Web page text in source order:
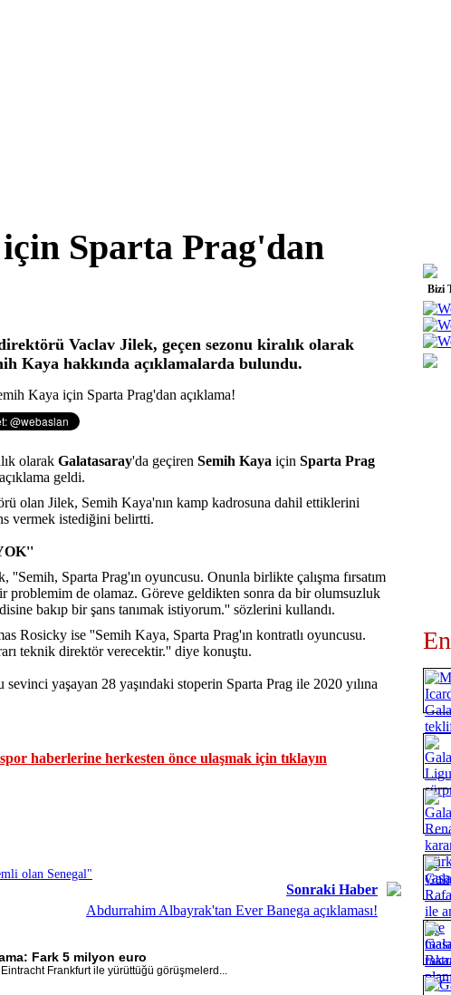
Sparta Prag'dan
Vaclav Jilek, geçen sezonu kiralık olarak
Kaya hakkında açıklamalarda bulundu.
olarak Galatasaray'da geçiren Semih Kaya için Sparta Prag
geldi.
olan Jilek, Semih Kaya'nın kamp kadrosuna dahil ettiklerini
vermek istediğini belirtti.
''Semih, Sparta Prag'ın oyuncusu. Onunla birlikte çalışma fırsatım
problemim de olamaz. Göreve geldikten sonra da bir olumsuzluk
bakıp bir şans tanımak istiyorum.'' sözlerini kullandı.
Rosicky ise ''Semih Kaya, Sparta Prag'ın kontratlı oyuncusu.
teknik direktör verecektir.'' diye konuştu.
yaşayan 28 yaşındaki stoperin Sparta Prag ile 2020 yılına
haberlerine herkesten önce ulaşmak için tıklayın
olan Senegal"
Sonraki Haber
Abdurrahim Albayrak'tan Ever Banega açıklaması!
Fark 5 milyon euro
Frankfurt ile yürüttüğü görüşmelerd...
Bizi